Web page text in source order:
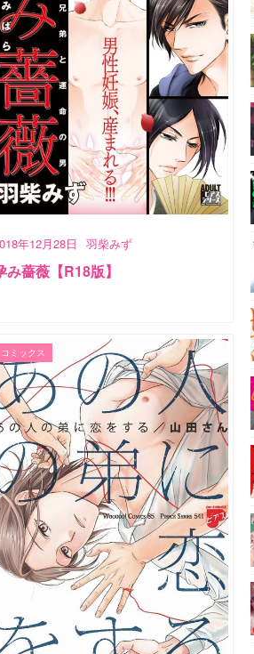
年12月28日 羽柴みず
み薔薇【R18版】
コミックス